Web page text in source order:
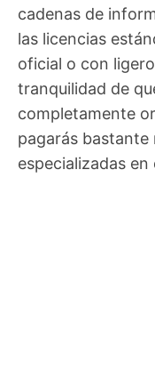
cadenas de
las licencias
oficial o con
tranquilidad de
completamente
pagarás bastante
especializadas